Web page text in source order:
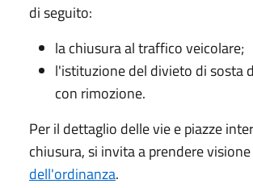
di seguito:
la chiusura al traffico veicolare;
l'istituzione del divieto di sosta
con rimozione.
Per il dettaglio delle vie e piazze
chiusura, si invita a prendere visione
dell'ordinanza.